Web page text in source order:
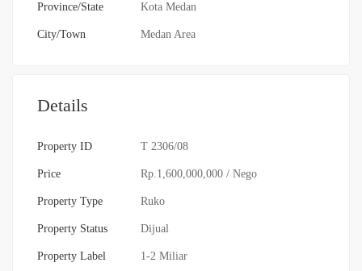
Province/State Kota Medan
City/Town Medan Area
Details
Property ID T 2306/08
Price Rp.1,600,000,000 / Nego
Property Type Ruko
Property Status Dijual
Property Label 1-2 Miliar